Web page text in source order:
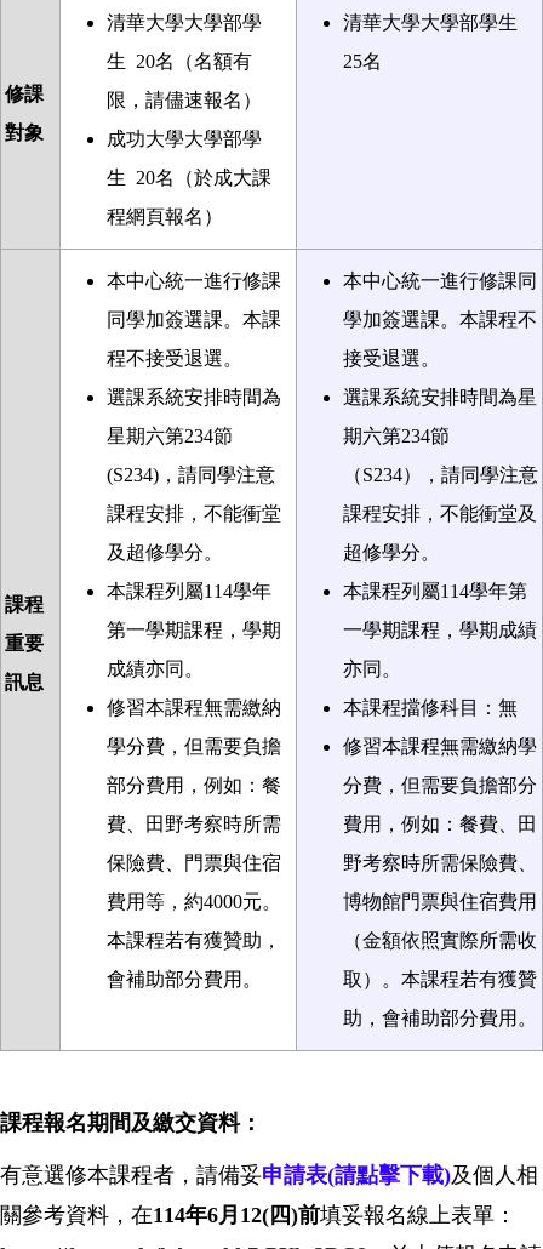
修課
對象
清華大學大學部學
生 20名（名額有
限，請儘速報名）
成功大學大學部學
生 20名 （於成大課
程網頁報名）
清華大學大學部學生
25名
課程
重要
訊息
本中心統一進行修課
同學加簽選課。本課
程不接受退選。
選課系統安排時間為
星期六第234節
(S234) ，請同學注意
課程安排，不能衝堂
及超修學分。
本課程列屬114學年
第一學期課程，學期
成績亦同。
修習本課程無需繳納
學分費，但需要負擔
部分費用，例如：餐
費、田野考察時所需
保險費、門票與住宿
費用等，約4000元。
本課程若有獲贊助，
會補助部分費用。
本中心統一進行修課同
學加簽選課。本課程不
接受退選。
選課系統安排時間為星
期六第234節
（S234），請同學注意
課程安排，不能衝堂及
超修學分。
本課程列屬114學年第
一學期課程，學期成績
亦同。
本課程擋修科目：無
修習本課程無需繳納學
分費，但需要負擔部分
費用，例如：餐費、田
野考察時所需保險費、
博物館門票與住宿費用
（金額依照實際所需收
取）
。本課程若有獲贊
助，會補助部分費用。
課程報名期間及繳交資料：
有意選修本課程者，請備妥申請表(請點擊下載)及個人相
關參考資料，在114年6月12(四)前填妥報名線上表單：